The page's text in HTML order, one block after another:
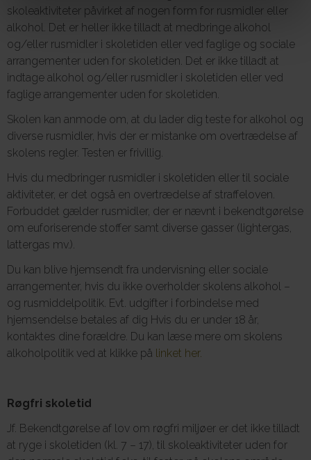
skoleaktiviteter påvirket af nogen form for rusmidler eller
alkohol. Det er heller ikke tilladt at medbringe alkohol
og/eller rusmidler i skoletiden eller ved faglige og sociale
arrangementer uden for skoletiden. Det er ikke tilladt at
indtage alkohol og/eller rusmidler i skoletiden eller ved
faglige arrangementer uden for skoletiden.
Skolen kan anmode om, at du lader dig teste for alkohol og
diverse rusmidler, hvis der er mistanke om overtrædelse af
skolens regler. Testen er frivillig.
Hvis du medbringer rusmidler i skoletiden eller til sociale
aktiviteter, er det også en overtrædelse af straffeloven.
Forbuddet gælder rusmidler, der er nævnt i bekendtgørelse
om euforiserende stoffer samt diverse gasser (lightergas,
lattergas mv.).
Du kan blive hjemsendt fra undervisning eller sociale
arrangementer, hvis du ikke overholder skolens alkohol –
og rusmiddelpolitik. Evt. udgifter i forbindelse med
hjemsendelse betales af dig Hvis du er under 18 år,
kontaktes dine forældre. Du kan læse mere om skolens
alkoholpolitik ved at klikke på linket her.
Røgfri skoletid
Jf. Bekendtgørelse af lov om røgfri miljøer er det ikke tilladt
at ryge i skoletiden (kl. 7 – 17), til skoleaktiviteter uden for